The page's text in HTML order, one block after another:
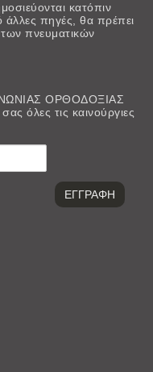
κατόπιν
πηγές, θα πρέπει
πνευματικών
ΟΡΘΟΔΟΞΙΑΣ
όλες τις καινούργιες